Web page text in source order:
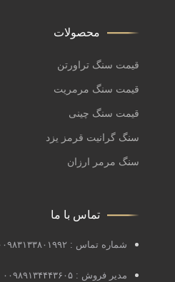
محصولات
قیمت سنگ تراورتن
قیمت سنگ مرمریت
قیمت سنگ چینی
سنگ گرانیت قرمز یزد
سنگ مرمر ارزان
تماس با ما
شماره تماس : ۰۰۹۸۳۱۳۳۸۰۱۹۹۲
مدیر فروش : ۰۰۹۸۹۱۳۴۴۴۳۶۰۵